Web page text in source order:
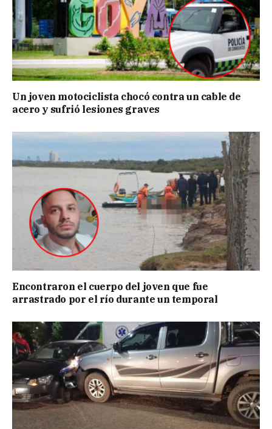
Un joven motociclista chocó contra un cable de
acero y sufrió lesiones graves
Encontraron el cuerpo del joven que fue
arrastrado por el río durante un temporal